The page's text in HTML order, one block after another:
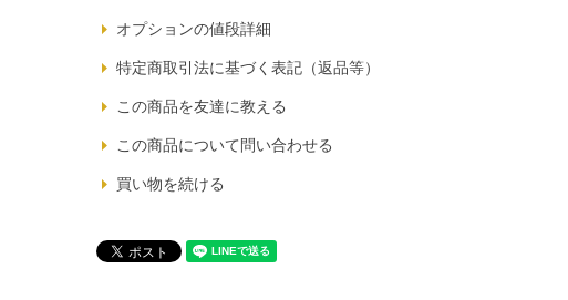
オプションの値段詳細
特定商取引法に基づく表記（返品等）
この商品を友達に教える
この商品について問い合わせる
買い物を続ける